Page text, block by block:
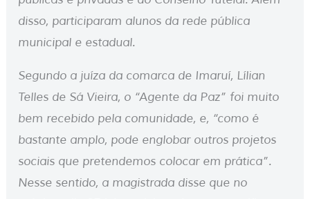
disso, participaram alunos da rede pública
municipal e estadual.
Segundo a juíza da comarca de Imaruí, Lílian
Telles de Sá Vieira, o “Agente da Paz” foi muito
bem recebido pela comunidade, e, “como é
bastante amplo, pode englobar outros projetos
sociais que pretendemos colocar em prática”.
Nesse sentido, a magistrada disse que no